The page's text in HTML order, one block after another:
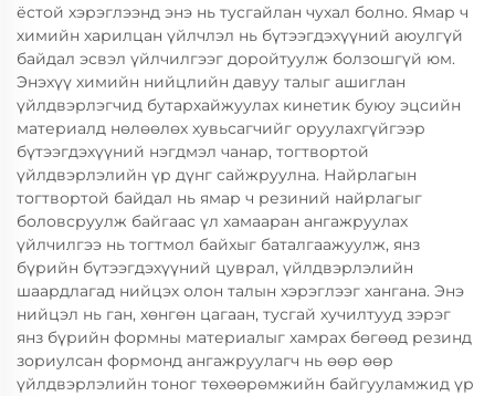
ёстой хэрэглээнд энэ нь тусгайлан чухал болно. Ямар ч
химийн харилцан үйлчлэл нь бүтээгдэхүүний аюулгүй
байдал эсвэл үйлчилгээг доройтуулж болзошгүй юм.
Энэхүү химийн нийцлийн давуу талыг ашиглан
үйлдвэрлэгчид бутархайжуулах кинетик буюу эцсийн
материалд нөлөөлөх хувьсагчийг оруулахгүйгээр
бүтээгдэхүүний нэгдмэл чанар, тогтвортой
үйлдвэрлэлийн үр дүнг сайжруулна. Найрлагын
тогтвортой байдал нь ямар ч резиний найрлагыг
боловсруулж байгаас үл хамааран ангажруулах
үйлчилгээ нь тогтмол байхыг баталгаажуулж, янз
бүрийн бүтээгдэхүүний цуврал, үйлдвэрлэлийн
шаардлагад нийцэх олон талын хэрэглээг хангана. Энэ
нийцэл нь ган, хөнгөн цагаан, тусгай хучилтууд зэрэг
янз бүрийн формны материалыг хамрах бөгөөд резинд
зориулсан формонд ангажруулагч нь өөр өөр
үйлдвэрлэлийн тоног төхөөрөмжийн байгууламжид үр